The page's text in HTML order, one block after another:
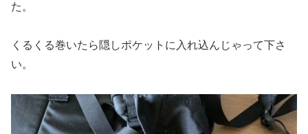
た。
くるくる巻いたら隠しポケットに入れ込んじゃって下さ
い。